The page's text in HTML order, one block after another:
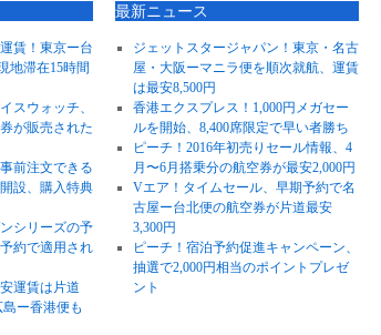
賃！東京ー台
地滞在15時間
スウォッチ、
が販売された
前注文できる
設、購入特典
シリーズの予
約で適用され
運賃は片道
ー香港便も
最新ニュース
ジェットスタージャパン！東京・名古
屋・大阪ーマニラ便を順次就航、運賃
は最安8,500円
香港エクスプレス！1,000円メガセー
ルを開始、8,400席限定で早い者勝ち
ピーチ！2016年初売りセール情報、4
月〜6月搭乗分の航空券が最安2,000円
Vエア！タイムセール、早期予約で名
古屋ー台北便の航空券が片道最安
3,300円
ピーチ！宿泊予約促進キャンペーン、
抽選で2,000円相当のポイントプレゼ
ント